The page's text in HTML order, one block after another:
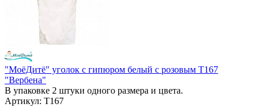
"МоёДитё" уголок с гипюром белый с розовым Т167
"Вербена"
В упаковке 2 штуки одного размера и цвета.
Артикул: Т167